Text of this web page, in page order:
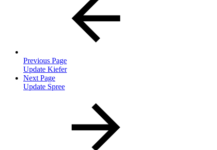
Previous Page
Update Kiefer
Next Page
Update Spree